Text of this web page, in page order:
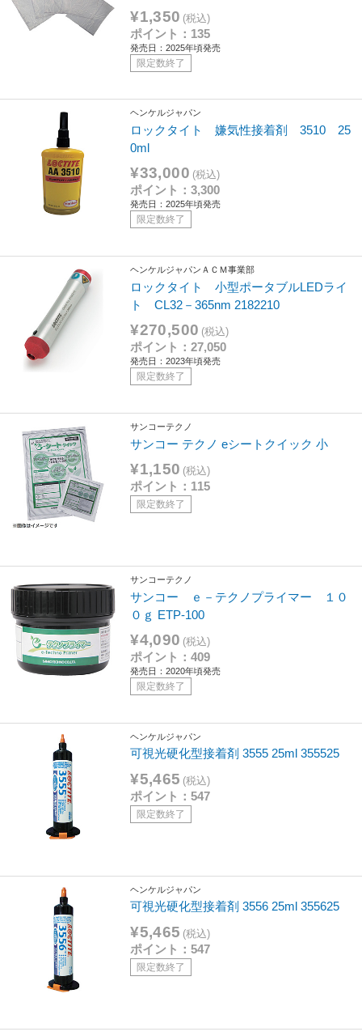
¥1,350 (税込)
ポイント：135
発売日：2025年頃発売
限定数終了
ヘンケルジャパン
ロックタイト 嫌気性接着剤 3510 25
0ml
¥33,000 (税込)
ポイント：3,300
発売日：2025年頃発売
限定数終了
ヘンケルジャパンＡＣＭ事業部
ロックタイト 小型ポータブルLEDライ
ト CL32－365nm 2182210
¥270,500 (税込)
ポイント：27,050
発売日：2023年頃発売
限定数終了
サンコーテクノ
サンコー テクノ eシートクイック 小
¥1,150 (税込)
ポイント：115
限定数終了
サンコーテクノ
サンコー ｅ－テクノプライマー １０
０ｇ ETP-100
¥4,090 (税込)
ポイント：409
発売日：2020年頃発売
限定数終了
ヘンケルジャパン
可視光硬化型接着剤 3555 25ml 355525
¥5,465 (税込)
ポイント：547
限定数終了
ヘンケルジャパン
可視光硬化型接着剤 3556 25ml 355625
¥5,465 (税込)
ポイント：547
限定数終了